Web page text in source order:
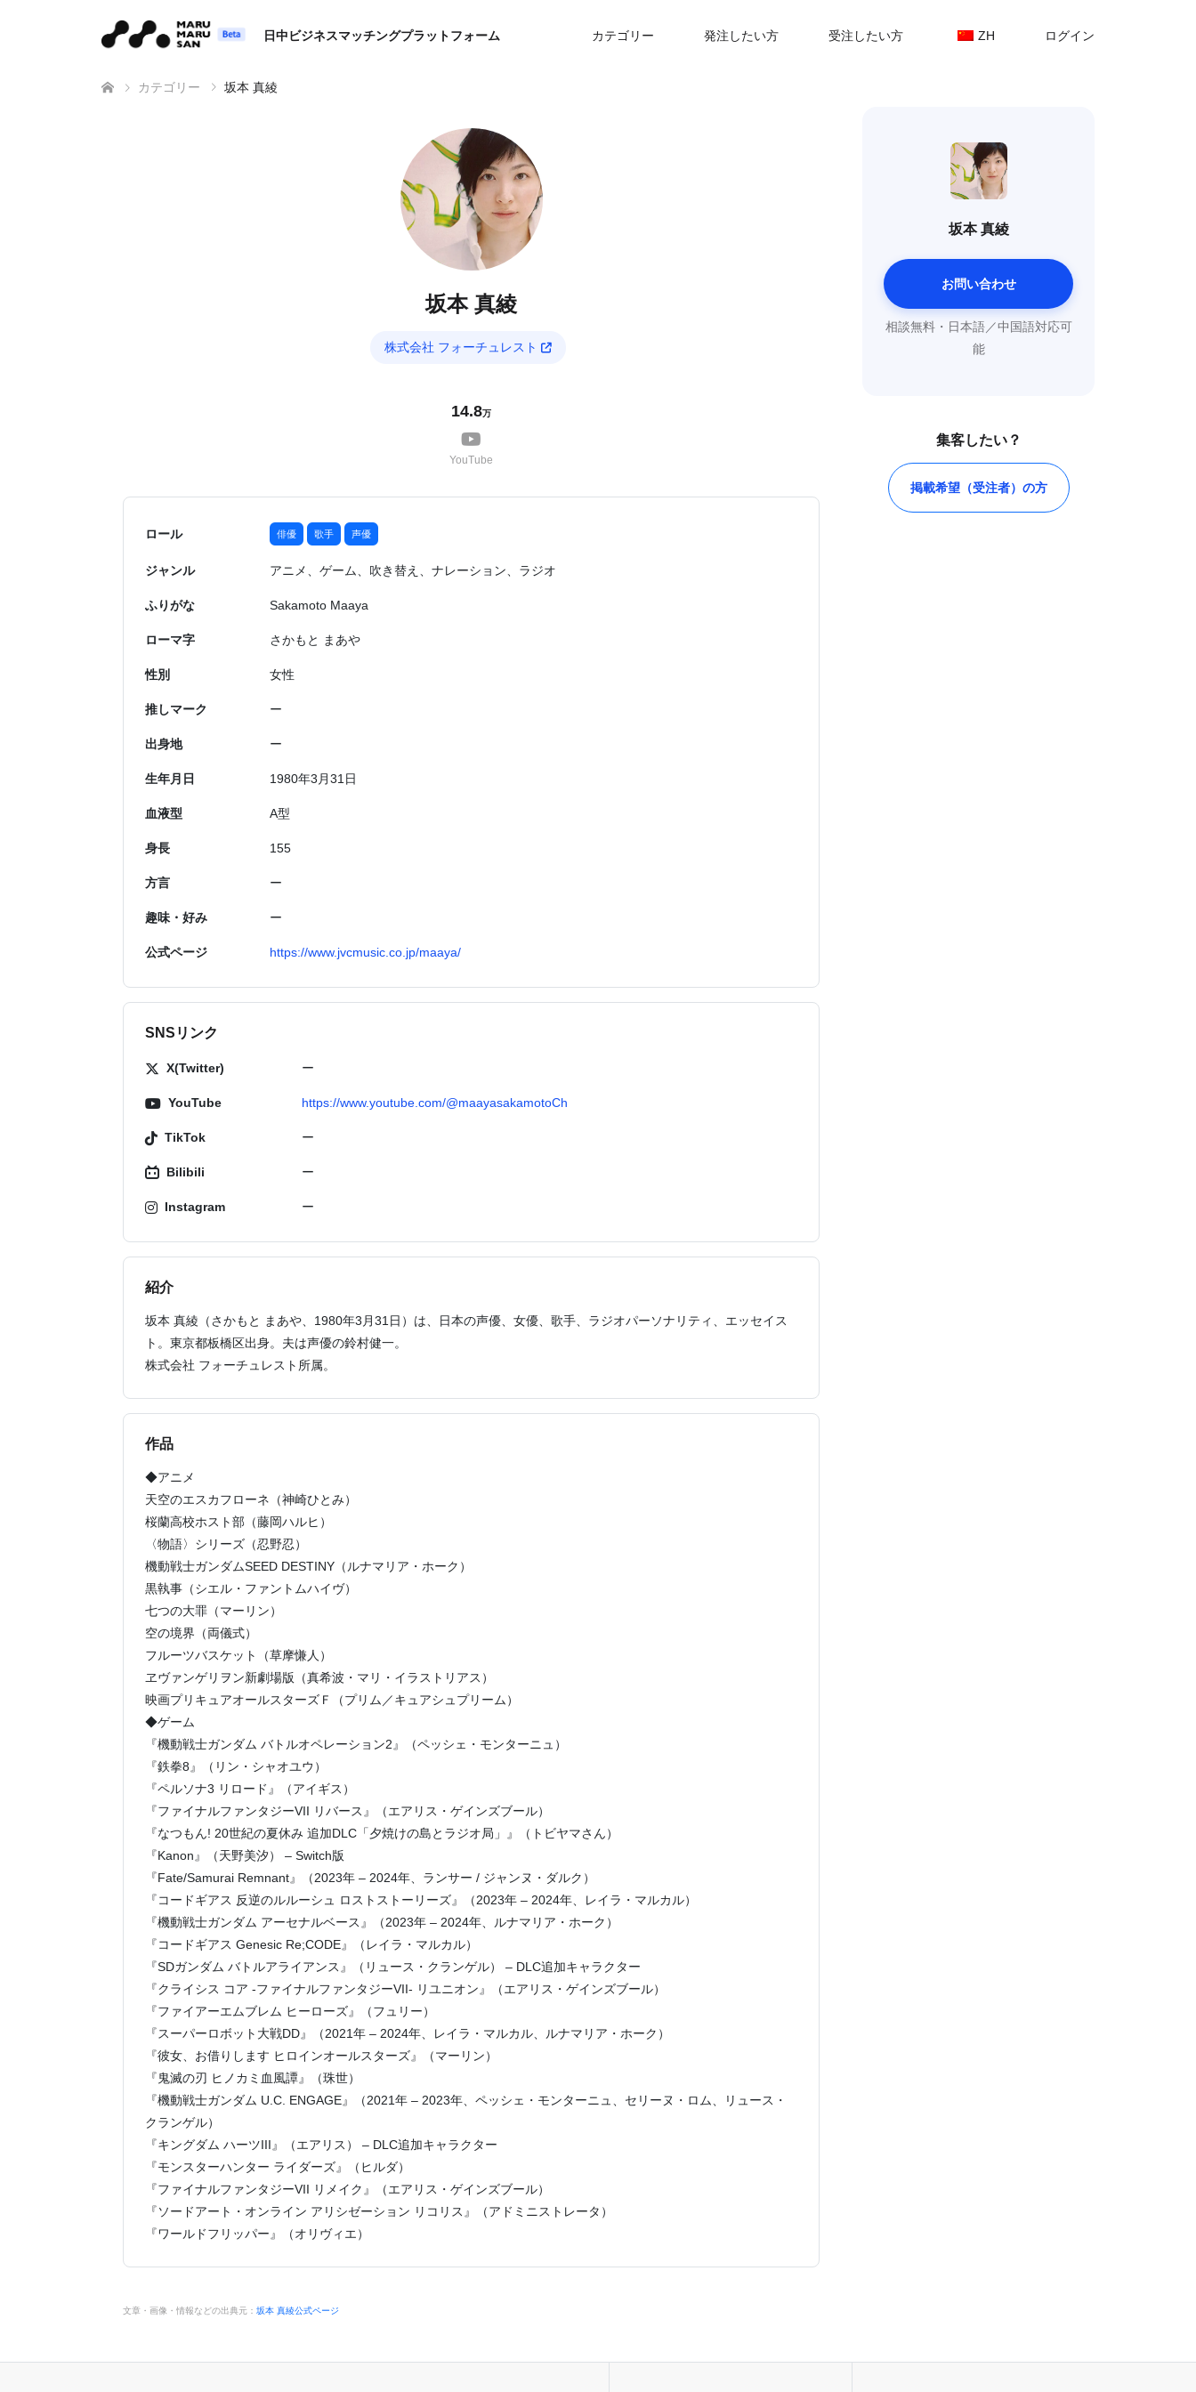
日中ビジネスマッチングプラットフォーム カテゴリー 発注したい方 受注したい方 ZH ログイン
カテゴリー 坂本 真綾
坂本 真綾
株式会社 フォーチュレスト
14.8万
YouTube
ロール 俳優 歌手 声優
ジャンル アニメ、ゲーム、吹き替え、ナレーション、ラジオ
ふりがな Sakamoto Maaya
ローマ字 さかもと まあや
性別 女性
推しマーク ー
出身地 ー
生年月日 1980年3月31日
血液型 A型
身長 155
方言 ー
趣味・好み ー
公式ページ https://www.jvcmusic.co.jp/maaya/
SNSリンク
X(Twitter) ー
YouTube https://www.youtube.com/@maayasakamotoCh
TikTok ー
Bilibili ー
Instagram ー
紹介
坂本 真綾（さかもと まあや、1980年3月31日）は、日本の声優、女優、歌手、ラジオパーソナリティ、エッセイス
ト。東京都板橋区出身。夫は声優の鈴村健一。
株式会社 フォーチュレスト所属。
作品
◆アニメ
天空のエスカフローネ（神崎ひとみ）
桜蘭高校ホスト部（藤岡ハルヒ）
〈物語〉シリーズ（忍野忍）
機動戦士ガンダムSEED DESTINY（ルナマリア・ホーク）
黒執事（シエル・ファントムハイヴ）
七つの大罪（マーリン）
空の境界（両儀式）
フルーツバスケット（草摩慊人）
ヱヴァンゲリヲン新劇場版（真希波・マリ・イラストリアス）
映画プリキュアオールスターズＦ（プリム／キュアシュプリーム）
◆ゲーム
『機動戦士ガンダム バトルオペレーション2』（ペッシェ・モンターニュ）
『鉄拳8』（リン・シャオユウ）
『ペルソナ3 リロード』（アイギス）
『ファイナルファンタジーVII リバース』（エアリス・ゲインズブール）
『なつもん! 20世紀の夏休み 追加DLC「夕焼けの島とラジオ局」』（トビヤマさん）
『Kanon』（天野美汐） – Switch版
『Fate/Samurai Remnant』（2023年 – 2024年、ランサー / ジャンヌ・ダルク）
『コードギアス 反逆のルルーシュ ロストストーリーズ』（2023年 – 2024年、レイラ・マルカル）
『機動戦士ガンダム アーセナルベース』（2023年 – 2024年、ルナマリア・ホーク）
『コードギアス Genesic Re;CODE』（レイラ・マルカル）
『SDガンダム バトルアライアンス』（リュース・クランゲル） – DLC追加キャラクター
『クライシス コア -ファイナルファンタジーVII- リユニオン』（エアリス・ゲインズブール）
『ファイアーエムブレム ヒーローズ』（フュリー）
『スーパーロボット大戦DD』（2021年 – 2024年、レイラ・マルカル、ルナマリア・ホーク）
『彼女、お借りします ヒロインオールスターズ』（マーリン）
『鬼滅の刃 ヒノカミ血風譚』（珠世）
『機動戦士ガンダム U.C. ENGAGE』（2021年 – 2023年、ペッシェ・モンターニュ、セリーヌ・ロム、リュース・
クランゲル）
『キングダム ハーツIII』（エアリス） – DLC追加キャラクター
『モンスターハンター ライダーズ』（ヒルダ）
『ファイナルファンタジーVII リメイク』（エアリス・ゲインズブール）
『ソードアート・オンライン アリシゼーション リコリス』（アドミニストレータ）
『ワールドフリッパー』（オリヴィエ）
文章・画像・情報などの出典元： 坂本 真綾公式ページ
坂本 真綾
お問い合わせ
相談無料・日本語／中国語対応可
能
集客したい？
掲載希望（受注者）の方